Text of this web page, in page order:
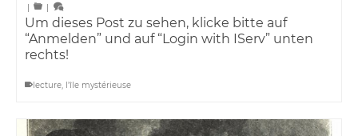
| |
Um dieses Post zu sehen, klicke bitte auf
“Anmelden” und auf “Login with IServ” unten
rechts!
lecture, l'île mystérieuse